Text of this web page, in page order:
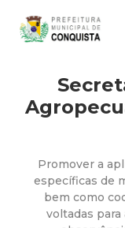
P
e
e
Promover a
específicas de
bem como
voltadas